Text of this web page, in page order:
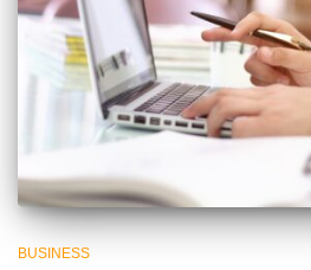
BUSINESS